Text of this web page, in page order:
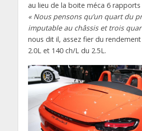
au lieu de la boite méca 6 rapports
« Nous pensons qu’un quart du
imputable au châssis et trois
nous dit il, assez fier du
2.0L et 140 ch/L du 2.5L.